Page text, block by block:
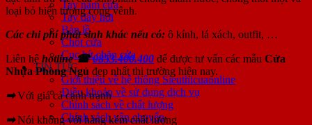
Tay nắm cửa
Tay đẩy hơi
Bản lề
Chốt cửa
Cục hít chặn cửa
TIN TỨC
Giới thiệu về hệ thống Sieuthicuaonline
Điều khoản về sử dụng dịch vụ
Chính sách về chất lượng
Chính sách vận chuyển
loại bỏ hiện tượng cong vênh.
Các chi phí phát sinh khác nếu có: ô kính, lá xách, outfit, …
Liên hệ hotline ☎0853.400.400 để được tư vấn các mẫu Cửa
Nhựa Phòng Ngủ đẹp nhất thị trường hiện nay.
➡Với giá cả cạnh tranh
➡Nói không với hàng kém chất lượng